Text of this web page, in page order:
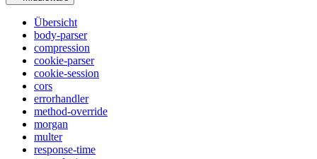
Übersicht
body-parser
compression
cookie-parser
cookie-session
cors
errorhandler
method-override
morgan
multer
response-time